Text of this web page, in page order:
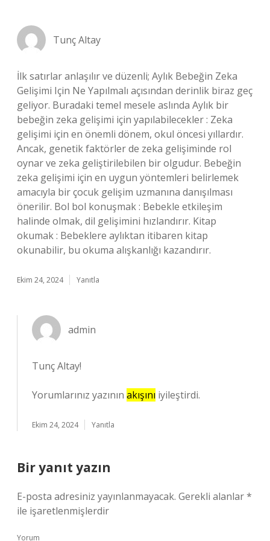
Tunç Altay
İlk satırlar anlaşılır ve düzenli; Aylık Bebeğin Zeka
Gelişimi Için Ne Yapılmalı açısından derinlik biraz geç
geliyor. Buradaki temel mesele aslında Aylık bir
bebeğin zeka gelişimi için yapılabilecekler : Zeka
gelişimi için en önemli dönem, okul öncesi yıllardır.
Ancak, genetik faktörler de zeka gelişiminde rol
oynar ve zeka geliştirilebilen bir olgudur. Bebeğin
zeka gelişimi için en uygun yöntemleri belirlemek
amacıyla bir çocuk gelişim uzmanına danışılması
önerilir. Bol bol konuşmak : Bebekle etkileşim
halinde olmak, dil gelişimini hızlandırır. Kitap
okumak : Bebeklere aylıktan itibaren kitap
okunabilir, bu okuma alışkanlığı kazandırır.
Ekim 24, 2024 Yanıtla
admin
Tunç Altay!
Yorumlarınız yazının akışını iyileştirdi.
Ekim 24, 2024 Yanıtla
Bir yanıt yazın
E-posta adresiniz yayınlanmayacak. Gerekli alanlar*
ile işaretlenmişlerdir
Yorum